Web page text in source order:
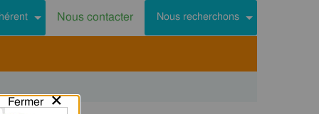
Nous contacter Nous recherchons
Fermer×